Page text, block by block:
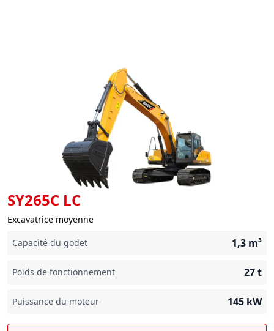
SY265C LC
Excavatrice moyenne
Capacité du godet
1,3 m³
Poids de fonctionnement 27t
Puissance du moteur 145 kW